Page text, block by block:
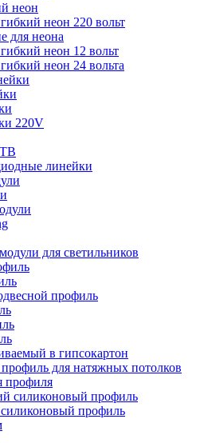
неон
неон 220 вольт
для неона
неон 12 вольт
неон 24 вольта
220V
линейки
для светильников
профиль
в гипсокартон
для натяжных потолков
профиля
профиль